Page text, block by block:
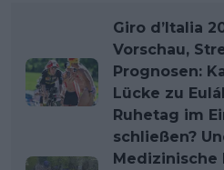
Giro d’Italia
Vorschau,
Prognosen:
Lücke zu
Ruhetag im
schließen?
Medizinische